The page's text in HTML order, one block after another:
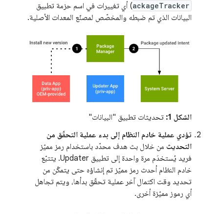
ackageTracker) أي تغييرات في اسم حزمة تطبيق
البيانات الذي تم ضبطه والمخصّص لمصنّع المعدات الأصلية.
الشكل 1:
تحديثات تطبيق "البيانات"
تؤدي عملية خادم النظام إلى بدء عملية التحقّق من
التحديث من خلال بث هدف محدّد باستخدام رمز مميّز
فريد يُستخدَم مرة واحدة إلى تطبيق Updater. يتتبّع
خادم النظام أحدث رمز مميّز تم إنشاؤه حتى يتمكّن من
تحديد وقت اكتمال آخر عملية تحقّق بدأها، ويتم تجاهل
أي رموز مميّزة أخرى.